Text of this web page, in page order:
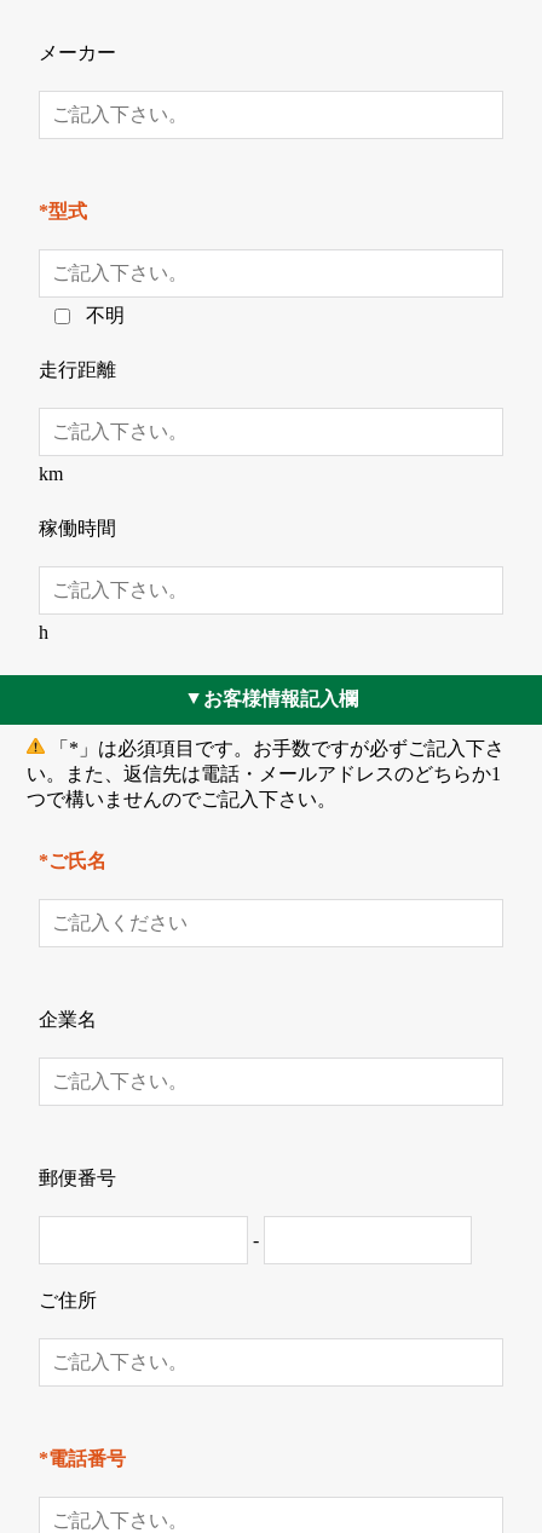
メーカー
*型式
不明
走行距離
km
稼働時間
h
▲ お客様情報記入欄
「*」は必須項目です。お手数ですが必ずご記入下さ
い。また、返信先は電話・メールアドレスのどちらか1
つで構いませんのでご記入下さい。
*ご氏名
企業名
郵便番号
-
ご住所
*電話番号